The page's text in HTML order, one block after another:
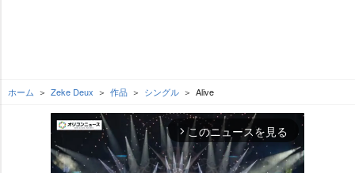
ホーム Zeke Deux 作品 シングル Alive
arrow_forward_ios このニュースを見る